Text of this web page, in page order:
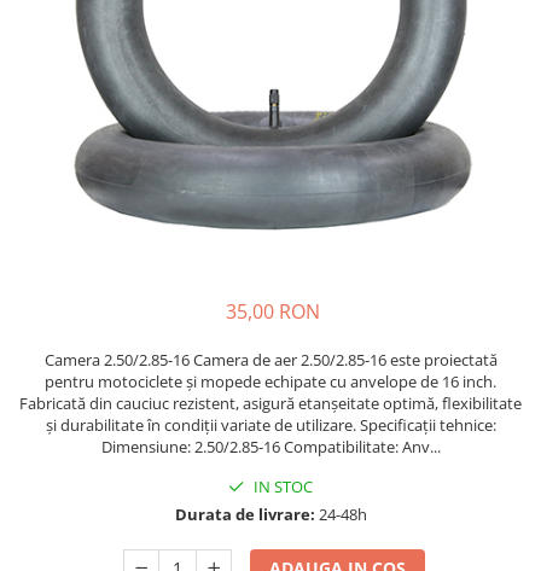
https://www.doctortrotineta.ro/lumini
Stop trotineta
https://www.doctortrotineta.ro/cadru
Aparatori (aripi)
35,00 RON
Camera 2.50/2.85-16 Camera de aer 2.50/2.85-16 este proiectată
pentru motociclete și mopede echipate cu anvelope de 16 inch.
Fabricată din cauciuc rezistent, asigură etanșeitate optimă, flexibilitate
și durabilitate în condiții variate de utilizare. Specificații tehnice:
Dimensiune: 2.50/2.85-16 Compatibilitate: Anv...
IN STOC
Durata de livrare: 24-48h